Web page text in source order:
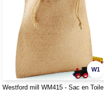
W1
Westford mill WM415 - Sac en Toile